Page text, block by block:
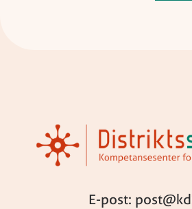
E-post: